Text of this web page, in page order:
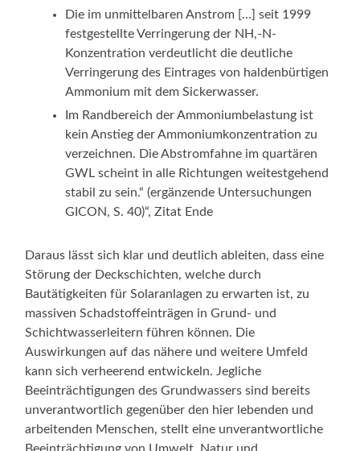
Die im unmittelbaren Anstrom […] seit 1999
festgestellte Verringerung der NH,-N-
Konzentration verdeutlicht die deutliche
Verringerung des Eintrages von haldenbürtigen
Ammonium mit dem Sickerwasser.
Im Randbereich der Ammoniumbelastung ist
kein Anstieg der Ammoniumkonzentration zu
verzeichnen. Die Abstromfahne im quartären
GWL scheint in alle Richtungen weitestgehend
stabil zu sein.“ (ergänzende Untersuchungen
GICON, S. 40)“, Zitat Ende
Daraus lässt sich klar und deutlich ableiten, dass eine
Störung der Deckschichten, welche durch
Bautätigkeiten für Solaranlagen zu erwarten ist, zu
massiven Schadstoffeinträgen in Grund- und
Schichtwasserleitern führen können. Die
Auswirkungen auf das nähere und weitere Umfeld
kann sich verheerend entwickeln. Jegliche
Beeinträchtigungen des Grundwassers sind bereits
unverantwortlich gegenüber den hier lebenden und
arbeitenden Menschen, stellt eine unverantwortliche
Beeinträchtigung von Umwelt, Natur und